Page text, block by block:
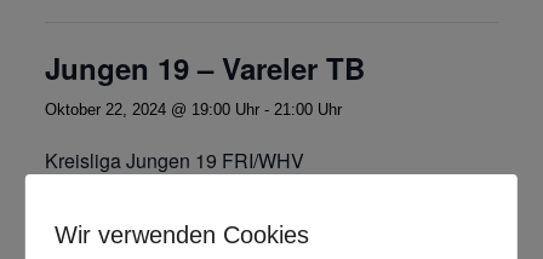
Jungen 19 – Vareler TB
Oktober 22, 2024 @ 19:00 Uhr- 21:00 Uhr
Kreisliga Jungen 19 FRI/WHV
Wir verwenden Cookies